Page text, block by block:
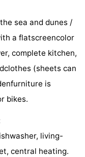
sea and dunes /
a flatscreencolor
complete kitchen,
(sheets can
is
bikes.
living-
central heating.